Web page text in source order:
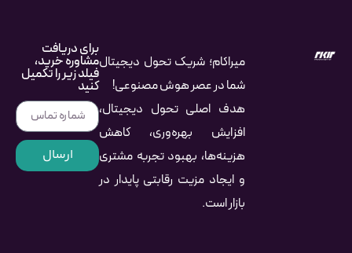
میراکام؛ شریک تحول دیجیتال
شما در عصر هوش مصنوعی!
هدف اصلی تحول دیجیتال،
افزایش بهره‌وری، کاهش
هزینه‌ها، بهبود تجربه مشتری
و ایجاد مزیت رقابتی پایدار در
بازار است.
برای دریافت
مشاوره خرید،
فیلد زیر را تکمیل
کنید
ارسال